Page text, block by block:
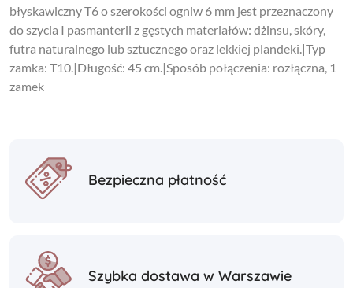
błyskawiczny T6 o szerokości ogniw 6 mm jest przeznaczony
do szycia I pasmanterii z gęstych materiałów: dżinsu, skóry,
futra naturalnego lub sztucznego oraz lekkiej plandeki.|Typ
zamka: T10.|Długość: 45 cm.|Sposób połączenia: rozłączna, 1
zamek
Bezpieczna płatność
Szybka dostawa w Warszawie